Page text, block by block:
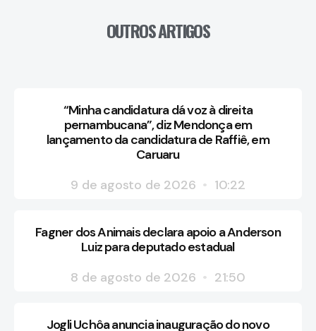
OUTROS ARTIGOS
“Minha candidatura dá voz à direita
pernambucana”, diz Mendonça em
lançamento da candidatura de Raffiê, em
Caruaru
9 de agosto de 2026
10:22
Fagner dos Animais declara apoio a Anderson
Luiz para deputado estadual
8 de agosto de 2026
21:50
Jogli Uchôa anuncia inauguração do novo